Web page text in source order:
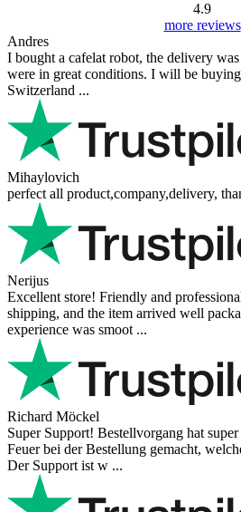
4.9
more reviews
Andres
I bought a cafelat robot, the delivery
were in great conditions. I will be
Switzerland ...
Mihaylovich
perfect all product,company,delivery,
Nerijus
Excellent store! Friendly and
shipping, and the item arrived well
experience was smoot ...
Richard Möckel
Super Support! Bestellvorgang hat
Feuer bei der Bestellung gemacht,
Der Support ist w ...